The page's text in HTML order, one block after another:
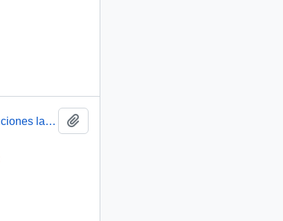
[Carta de trabajadores ENACAR S.A. en que piden soluciones laborales y previsional en el marco de la gira nacional del Pdte. Aylwin en Lota]